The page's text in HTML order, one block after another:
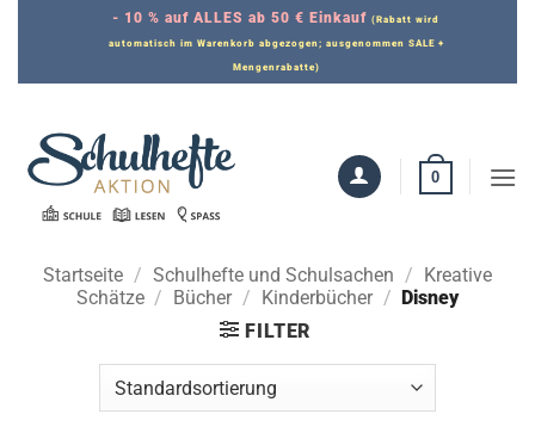
- 10 % auf ALLES ab 50 € Einkauf (Rabatt wird
automatisch im Warenkorb abgezogen; ausgenommen SALE +
Mengenrabatte)
0
Startseite / Schulhefte und Schulsachen / Kreative
Schätze / Bücher / Kinderbücher / Disney
FILTER